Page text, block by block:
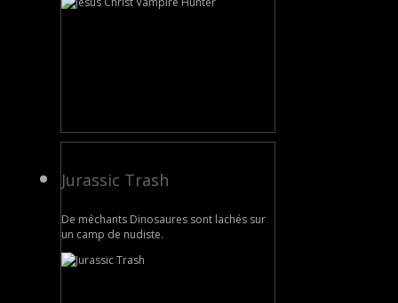
Jurassic Trash
De méchants Dinosaures sont lachés sur
un camp de nudiste.